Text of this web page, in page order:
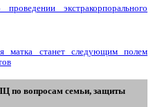
экстракорпорального
матка станет следующим полем
по вопросам семьи, защиты